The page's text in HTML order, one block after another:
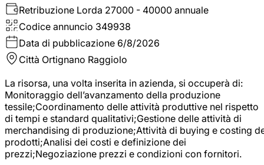
Retribuzione Lorda 27000 - 40000 annuale
Codice annuncio 349938
Data di pubblicazione 6/8/2026
Città Ortignano Raggiolo
La risorsa, una volta inserita in azienda, si occuperà di:
Monitoraggio dell’avanzamento della produzione
tessile;Coordinamento delle attività produttive nel rispetto
di tempi e standard qualitativi;Gestione delle attività di
merchandising di produzione;Attività di buying e costing
prodotti;Analisi dei costi e definizione dei
prezzi;Negoziazione prezzi e condizioni con fornitori.